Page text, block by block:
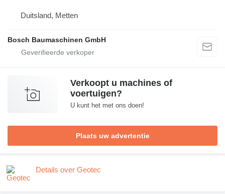
Duitsland, Metten
Bosch Baumaschinen GmbH
Verkoopt u machines of
voertuigen?
U kunt het met ons doen!
Plaats uw advertentie
Details over Geotec